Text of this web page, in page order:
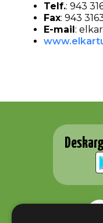
Telf.: 943
Fax: 943
E-mail: